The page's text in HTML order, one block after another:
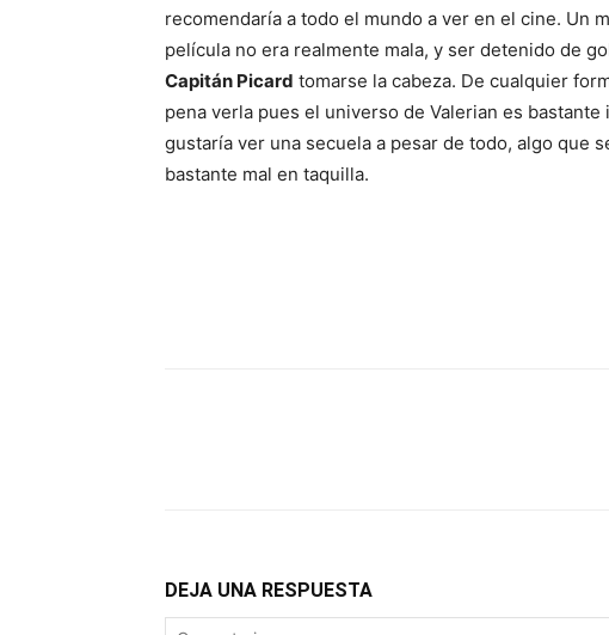
recomendaría a todo el mundo a ver en el cine. Un
película no era realmente mala, y ser detenido de
Capitán Picard tomarse la cabeza. De cualquier
pena verla pues el universo de Valerian es
gustaría ver una secuela a pesar de todo, algo que
bastante mal en taquilla.
DEJA UNA RESPUESTA